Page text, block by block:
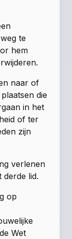
te
hem
naar of
die
in het
of ter
zijn
verlenen
lid.
op
Wet